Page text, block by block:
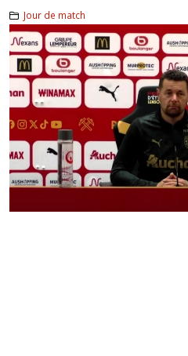
Jour de match